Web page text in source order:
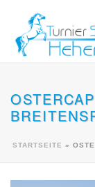
STARTSEITE »